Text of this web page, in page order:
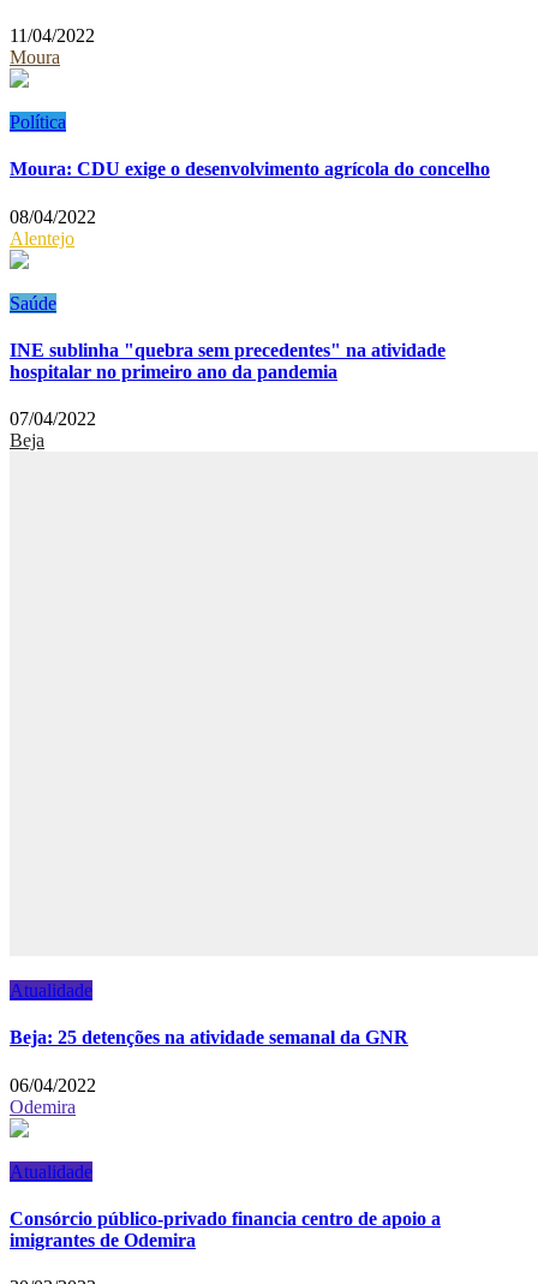
11/04/2022
Moura
Política
Moura: CDU exige o desenvolvimento agrícola do concelho
08/04/2022
Alentejo
Saúde
INE sublinha "quebra sem precedentes" na atividade
hospitalar no primeiro ano da pandemia
07/04/2022
Beja
Atualidade
Beja: 25 detenções na atividade semanal da GNR
06/04/2022
Odemira
Atualidade
Consórcio público-privado financia centro de apoio a
imigrantes de Odemira